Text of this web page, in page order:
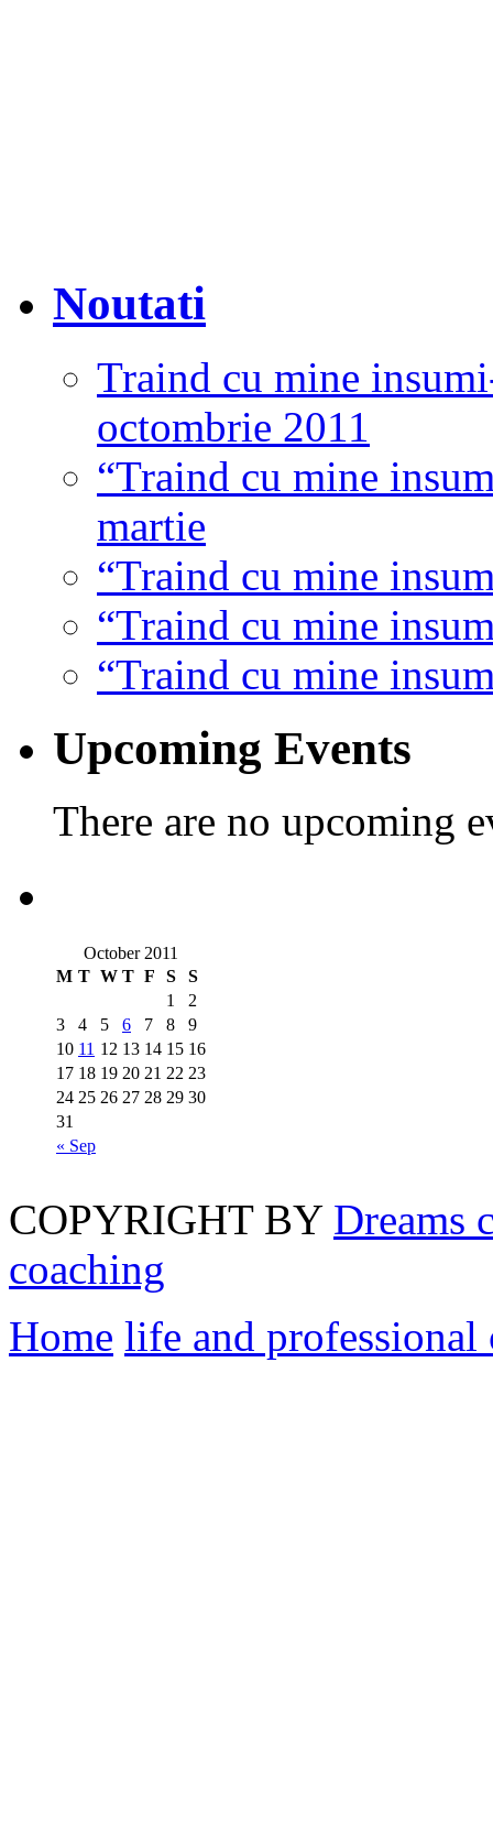
Noutati
Traind cu mine
octombrie 2011
“Traind cu mine
martie
“Traind cu mine
“Traind cu mine
“Traind cu mine
Upcoming Events
There are no upcoming
October 2011
M T W T F S S
« Sep
1
2
3
4 5 6 7 8
9
10 11 12 13 14 15 16
17 18 19 20 21 22 23
24 25 26 27 28 29 30
31
COPYRIGHT BY Dreams
coaching
Home life and professional